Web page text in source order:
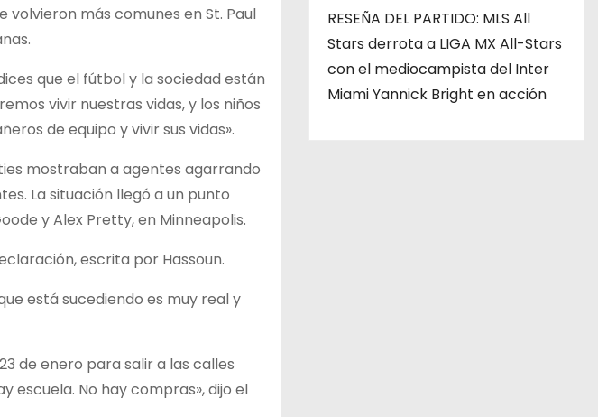
volvieron más comunes en St. Paul
que el fútbol y la sociedad están
vivir nuestras vidas, y los niños
de equipo y vivir sus vidas».
mostraban a agentes agarrando
La situación llegó a un punto
y Alex Pretty, en Minneapolis.
escrita por Hassoun.
está sucediendo es muy real y
de enero para salir a las calles
escuela. No hay compras», dijo el
RESEÑA DEL PARTIDO: MLS All
Stars derrota a LIGA MX All-Stars
con el mediocampista del Inter
Miami Yannick Bright en acción